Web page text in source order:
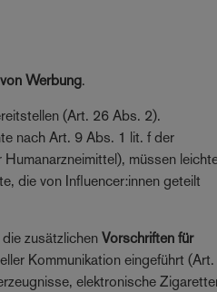
Werbung.
(Art. 26 Abs. 2).
nach Art. 9 Abs. 1 lit. f der
müssen
die von Influencer:innen geteilt
zusätzlichenVorschriften für
Kommunikation eingeführt
elektronische